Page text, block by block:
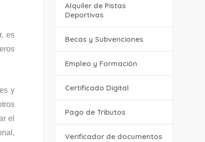
es
y
el
Alquiler de Pistas
Deportivas
Becas y Subvenciones
Empleo y Formación
Certificado Digital
Pago de Tributos
Verificador de documentos